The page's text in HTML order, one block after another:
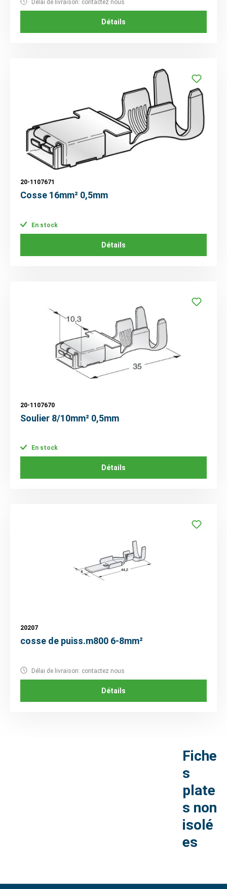
Délai de livraison: contactez nous
Détails
20-1107671
Cosse 16mm² 0,5mm
En stock
Détails
20-1107670
Soulier 8/10mm² 0,5mm
En stock
Détails
20207
cosse de puiss.m800 6-8mm²
Délai de livraison: contactez nous
Détails
Fiche
s
plate
s non
isolé
es